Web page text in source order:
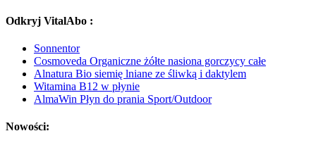
Odkryj VitalAbo :
Sonnentor
Cosmoveda Organiczne żółte nasiona gorczycy całe
Alnatura Bio siemię lniane ze śliwką i daktylem
Witamina B12 w płynie
AlmaWin Płyn do prania Sport/Outdoor
Nowości: